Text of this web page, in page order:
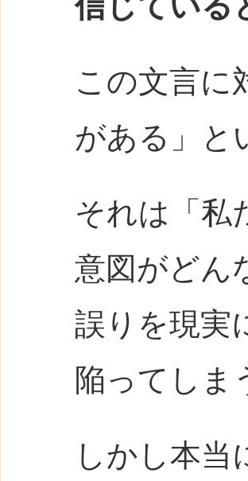
この文言に
がある」と
それは「私
意図がどん
誤りを現実
陥ってしま
しかし本当